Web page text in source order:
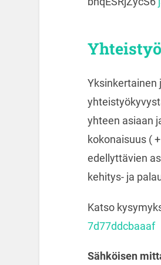
Yksinkertainen
yhteen asiaan
kokonaisuus (
edellyttävien
kehitys- ja
Katso
7d77ddcbaaaf
Sähköisen